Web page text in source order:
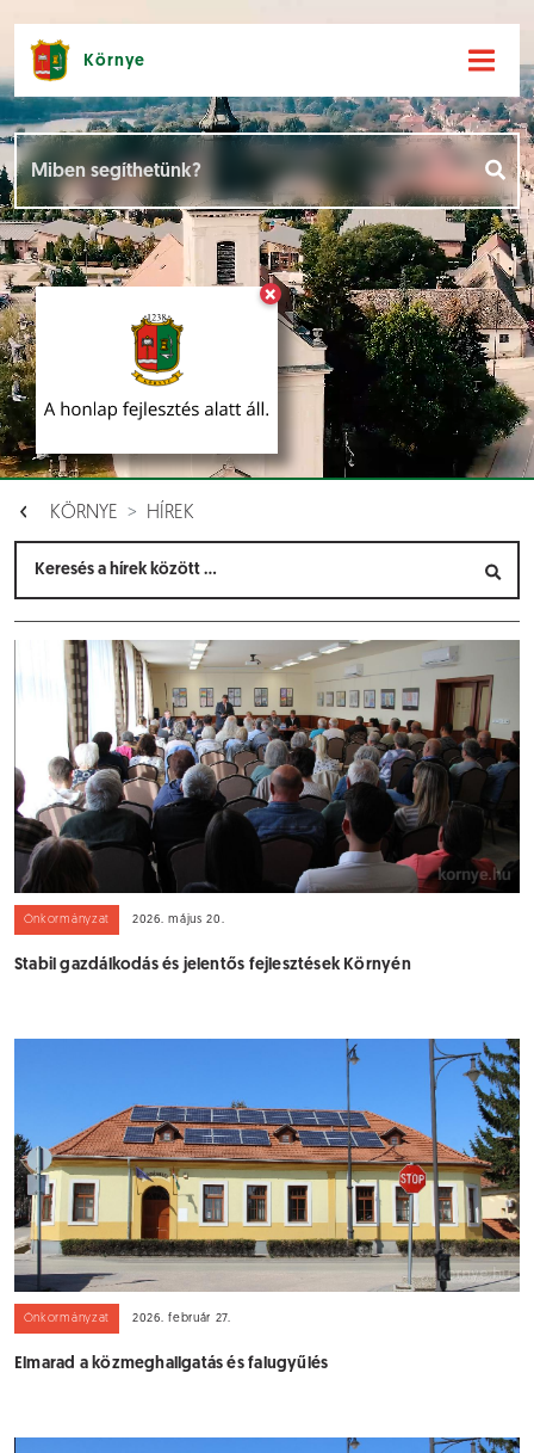
×
Környe
KÖRNYE HÍREK
Önkormányzat 2026. május 20.
Stabil gazdálkodás és jelentős fejlesztések Környén
Önkormányzat 2026. február 27.
Elmarad a közmeghallgatás és falugyűlés
Hírek []
Események []
Dokumentumok []
Aloldalak [ ]